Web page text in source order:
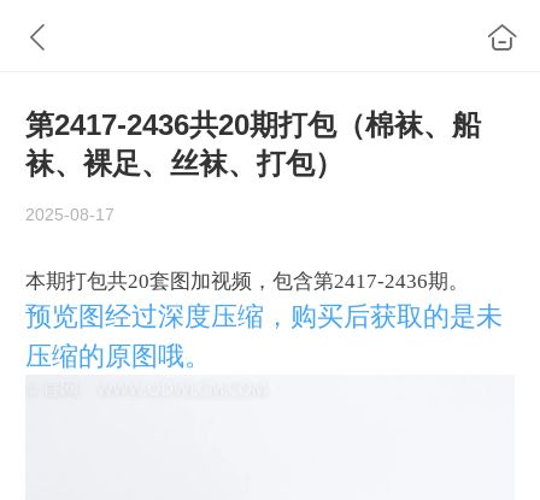
第2417-2436共20期打包（棉袜、船
袜、裸足、丝袜、打包）
2025-08-17
本期打包共20套图加视频，包含第2417-2436期。
预览图经过深度压缩，购买后获取的是未
压缩的原图哦。